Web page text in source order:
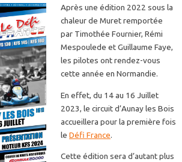
Après une édition 2022 sous la
chaleur de Muret remportée
par Timothée Fournier, Rémi
Mespoulede et Guillaume Faye,
les pilotes ont rendez-vous
cette année en Normandie.
En effet, du 14 au 16 Juillet
2023, le circuit d’Aunay les Bois
accueillera pour la première fois
le Défi France.
Cette édition sera d’autant plus